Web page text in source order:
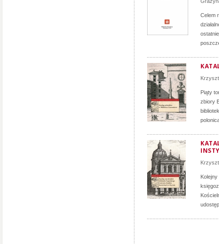
Celem
Piąty
zbiory